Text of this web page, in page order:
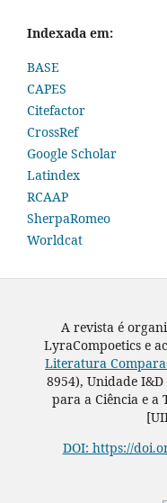
Indexada em:
BASE
CAPES
Citefactor
CrossRef
Google Scholar
Latindex
RCAAP
SherpaRomeo
Worldcat
A revista é
LyraCompoetics e
Literatura
8954), Unidade
para a Ciência e a
DOI: https://